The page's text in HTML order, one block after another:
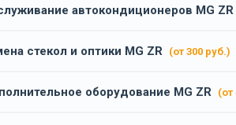
автокондиционеров MG ZR
стекол и оптики MG ZR (от 300 руб.)
оборудование MG ZR (от